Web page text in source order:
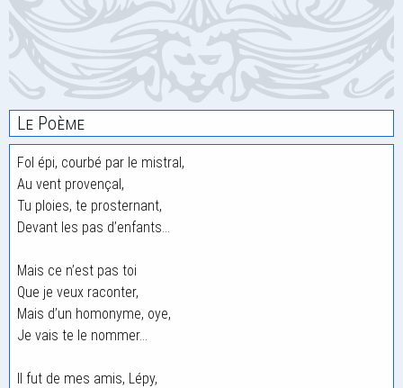
Le Poème
Fol épi, courbé par le mistral,
Au vent provençal,
Tu ploies, te prosternant,
Devant les pas d’enfants…
Mais ce n’est pas toi
Que je veux raconter,
Mais d’un homonyme, oye,
Je vais te le nommer…
Il fut de mes amis, Lépy,